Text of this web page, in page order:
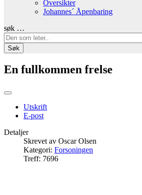
Oversikter
Johannes´ Åpenbaring
søk …
Søk
En fullkommen frelse
Utskrift
E-post
Detaljer
Skrevet av Oscar Olsen
Kategori: Forsoningen
Treff: 7696